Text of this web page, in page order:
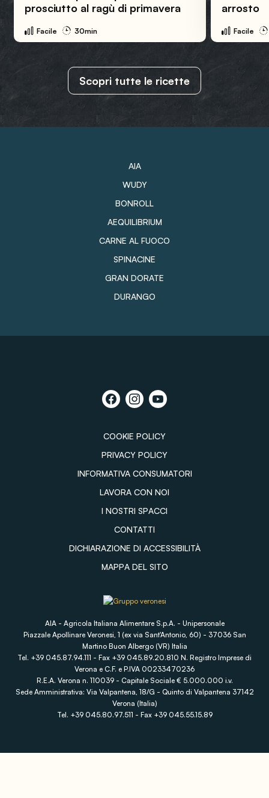
prosciutto al ragù di primavera
Facile 30min
arrosto
Facile
Scopri tutte le ricette
AIA
WUDY
BONROLL
AEQUILIBRIUM
CARNE AL FUOCO
SPINACINE
GRAN DORATE
DURANGO
COOKIE POLICY
PRIVACY POLICY
INFORMATIVA CONSUMATORI
LAVORA CON NOI
I NOSTRI SPACCI
CONTATTI
DICHIARAZIONE DI ACCESSIBILITÀ
MAPPA DEL SITO
AIA - Agricola Italiana Alimentare S.p.A. - Unipersonale
Piazzale Apollinare Veronesi, 1 (ex via Sant'Antonio, 60) - 37036 San
Martino Buon Albergo (VR) Italia
Tel. +39 045.87.94.111 - Fax +39 045.89.20.810 N. Registro Imprese di
Verona e C.F. e P.IVA 00233470236
R.E.A. Verona n. 110039 - Capitale Sociale € 5.000.000 i.v.
Sede Amministrativa: Via Valpantena, 18/G - Quinto di Valpantena 37142
Verona (Italia)
Tel. +39 045.80.97.511 - Fax +39 045.55.15.89